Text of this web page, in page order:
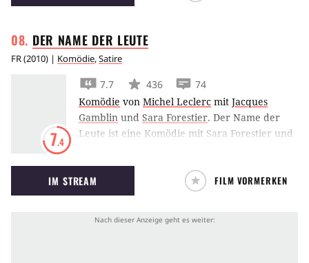
Charlotte Haze - denn in Wahrheit begehrt er
DER NAME DER LEUTE
FR(2010) | Komödie,Satire
7.4
7.7 436
74
Komödie von Michel Leclerc mit Jacques
Gamblin und Sara Forestier. Der Name der
Leute ist eine Komödie mit Sara Forestier und
Aktivistin, die ihren ganzen Körper für ihre
Anschauungen einsetzt.
IM STREAM FILM VORMERKEN